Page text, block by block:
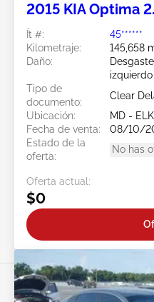
2015 KIA Optima
Ít #:
45******
Kilometraje:
145,658
Daño:
izquierdo
Tipo de
documento:
Clear
Ubicación:
MD -
Fecha de venta:
08/10/
Estado de la
oferta:
No has
Oferta actual:
$0